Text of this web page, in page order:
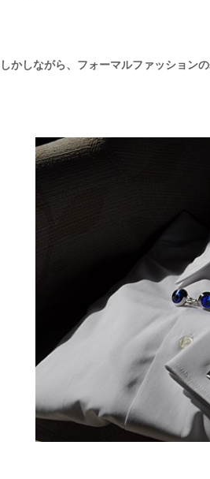
しかしながら、フォーマルファッション